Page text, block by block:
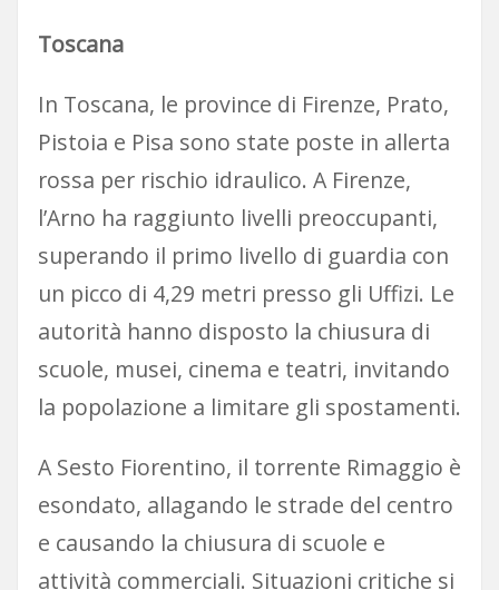
Toscana
In Toscana, le province di Firenze, Prato,
Pistoia e Pisa sono state poste in allerta
rossa per rischio idraulico. A Firenze,
l’Arno ha raggiunto livelli preoccupanti,
superando il primo livello di guardia con
un picco di 4,29 metri presso gli Uffizi. Le
autorità hanno disposto la chiusura di
scuole, musei, cinema e teatri, invitando
la popolazione a limitare gli spostamenti.
A Sesto Fiorentino, il torrente Rimaggio è
esondato, allagando le strade del centro
e causando la chiusura di scuole e
attività commerciali. Situazioni critiche si